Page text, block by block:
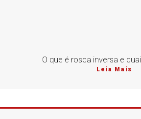
O que é rosca inversa e
Leia Mais